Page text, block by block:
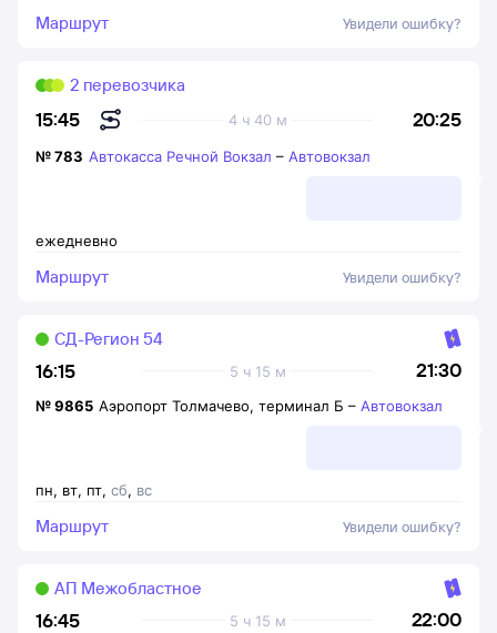
Маршрут Увидели ошибку?
15:45 20:25
4 ч 40 м
2 перевозчика
ежедневно
№783 Автокасса Речной Вокзал – Автовокзал
Маршрут Увидели ошибку?
16:15 21:30
5 ч 15 м
СД-Регион 54
пн, вт, пт, сб, вс
№9865 Аэропорт Толмачево, терминал Б – Автовокзал
Маршрут Увидели ошибку?
16:45 22:00
5 ч 15 м
АП Межобластное